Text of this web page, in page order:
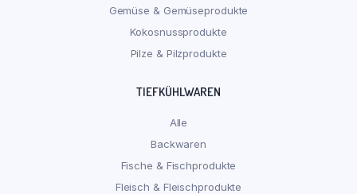
Gemüse & Gemüseprodukte
Kokosnussprodukte
Pilze & Pilzprodukte
TIEFKÜHLWAREN
Alle
Backwaren
Fische & Fischprodukte
Fleisch & Fleischprodukte